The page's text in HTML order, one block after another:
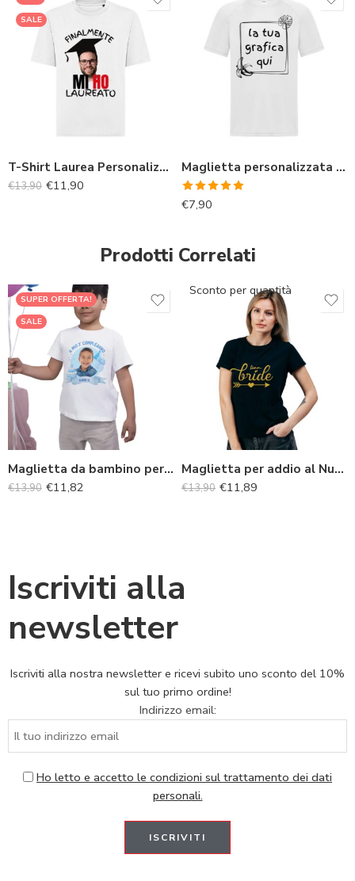
SALE
T-Shirt Laurea Personalizzata con Foto e Frase “Finalmente mi ho laureato”
€13,90 €11,90
Maglietta personalizzata online unisex
Valutato
5.00su 5
€7,90
Prodotti Correlati
SUPER OFFERTA!
SALE
Maglietta da bambino personalizzata per il compleanno
€13,90 €11,82
Sconto per quantità
Maglietta per addio al Nubilato
€13,90 €11,89
Iscriviti alla
newsletter
Iscriviti alla nostra newsletter e ricevi subito uno sconto del 10%
sul tuo primo ordine!
Indirizzo email:
Ho letto e accetto le condizioni sul trattamento dei dati
personali.